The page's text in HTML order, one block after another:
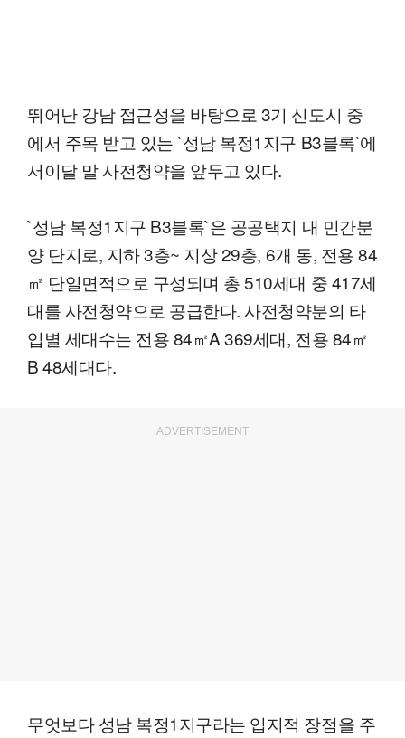
뛰어난 강남 접근성을 바탕으로 3기 신도시 중
에서 주목 받고 있는 `성남 복정1지구 B3블록`에
서이달 말 사전청약을 앞두고 있다.
`성남 복정1지구 B3블록`은 공공택지 내 민간분
양 단지로, 지하 3층~ 지상 29층, 6개 동, 전용 84
㎡ 단일면적으로 구성되며 총 510세대 중 417세
대를 사전청약으로 공급한다. 사전청약분의 타
입별 세대수는 전용 84㎡A 369세대, 전용 84㎡
B 48세대다.
ADVERTISEMENT
무엇보다 성남 복정1지구라는 입지적 장점을 주